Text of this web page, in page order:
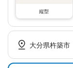
縦型
大分県杵築市